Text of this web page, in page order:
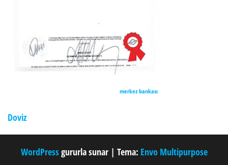
merkez bankası
Doviz
WordPressgururla sunar | Tema: Envo Multipurpose